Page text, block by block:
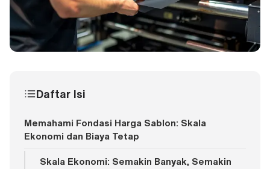
Daftar Isi
Memahami Fondasi Harga Sablon: Skala
Ekonomi dan Biaya Tetap
Skala Ekonomi: Semakin Banyak, Semakin